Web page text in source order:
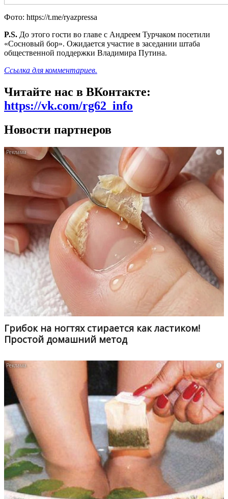
Фото: https://t.me/ryazpressa
P.S. До этого гости во главе с Андреем Турчаком посетили
«Сосновый бор». Ожидается участие в заседании штаба
общественной поддержки Владимира Путина.
Ссылка для комментариев.
Читайте нас в ВКонтакте:
https://vk.com/rg62_info
Новости партнеров
i
Грибок на ногтях стирается как ластиком!
Простой домашний метод
i